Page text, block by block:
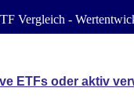
Vergleich -
ETFs oder aktiv